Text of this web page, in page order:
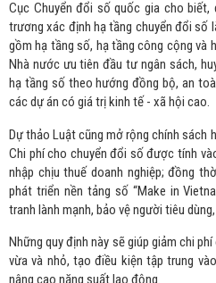
Cục Chuyển đổi số quốc gia cho
trương xác định hạ tầng chuyển đổi số
gồm hạ tầng số, hạ tầng công cộng và
Nhà nước ưu tiên đầu tư ngân sách,
hạ tầng số theo hướng đồng bộ, an
các dự án có giá trị kinh tế - xã hội cao.
Dự thảo Luật cũng mở rộng chính sách
Chi phí cho chuyển đổi số được tính
nhập chịu thuế doanh nghiệp; đồng
phát triển nền tảng số “Make in
tranh lành mạnh, bảo vệ người tiêu
Những quy định này sẽ giúp giảm chi
vừa và nhỏ, tạo điều kiện tập trung
nâng cao năng suất lao động.